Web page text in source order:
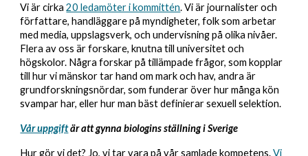
Vi är cirka20 ledamöter i kommittén. Vi är journalister och
författare, handläggare på myndigheter, folk som arbetar
med media, uppslagsverk, och undervisning på olika nivåer.
Flera av oss är forskare, knutna till universitet och
högskolor. Några forskar på tillämpade frågor, som kopplar
till hur vi mänskor tar hand om mark och hav, andra är
grundforskningsnördar, som funderar över hur många kön
svampar har, eller hur man bäst definierar sexuell selektion.
Vår uppgiftär att gynna biologins ställning i Sverige
Hur gör vi det? Jo, vi tar vara på vår samlade kompetens. Vi